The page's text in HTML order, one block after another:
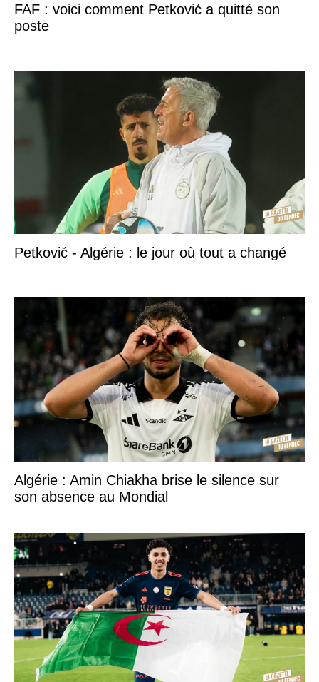
FAF : voici comment Petković a quitté son
poste
Petković - Algérie : le jour où tout a changé
Algérie : Amin Chiakha brise le silence sur
son absence au Mondial